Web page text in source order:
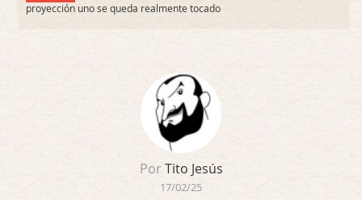
proyección uno se queda realmente tocado
PorTito Jesús
17/02/25